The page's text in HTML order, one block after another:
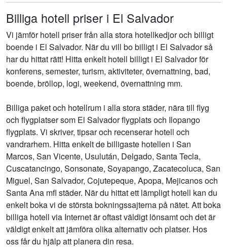
Billiga hotell priser i El Salvador
Vi jämför hotell priser från alla stora hotellkedjor och billigt
boende i El Salvador. När du vill bo billigt i El Salvador så
har du hittat rätt! Hitta enkelt hotell billigt i El Salvador för
konferens, semester, turism, aktiviteter, övernattning, bad,
boende, bröllop, logi, weekend, övernattning mm.
Billiga paket och hotellrum i alla stora städer, nära till flyg
och flygplatser som El Salvador flygplats och Ilopango
flygplats. Vi skriver, tipsar och recenserar hotell och
vandrarhem. Hitta enkelt de billigaste hotellen i San
Marcos, San Vicente, Usulután, Delgado, Santa Tecla,
Cuscatancingo, Sonsonate, Soyapango, Zacatecoluca, San
Miguel, San Salvador, Cojutepeque, Apopa, Mejicanos och
Santa Ana mfl städer. När du hittat ett lämpligt hotell kan du
enkelt boka vi de största bokningssajterna på nätet. Att boka
billiga hotell via Internet är oftast väldigt lönsamt och det är
väldigt enkelt att jämföra olika alternativ och platser. Hos
oss får du hjälp att planera din resa.